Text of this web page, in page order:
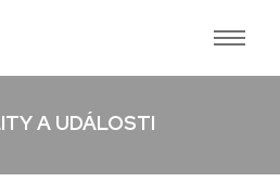
A UDÁLOSTI